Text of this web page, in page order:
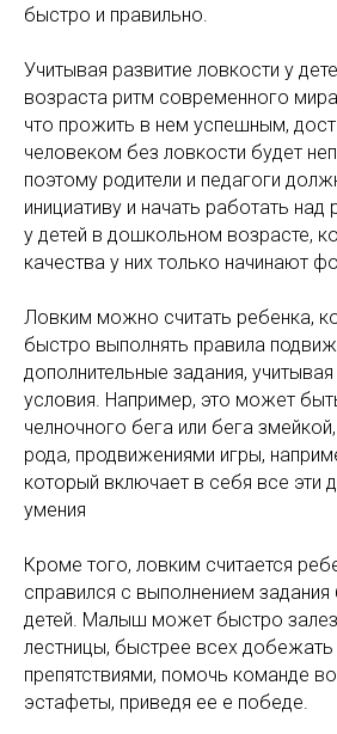
быстро и правильно.
Учитывая развитие ловкости у
возраста ритм современного
что прожить в нем успешным,
человеком без ловкости будет
поэтому родители и педагоги
инициативу и начать работать над
у детей в дошкольном возрасте,
качества у них только начинают
Ловким можно считать ребенка,
быстро выполнять правила
дополнительные задания,
условия. Например, это может
челночного бега или бега
рода, продвижениями игры,
который включает в себя все эти
умения
Кроме того, ловким считается
справился с выполнением задания
детей. Малыш может быстро
лестницы, быстрее всех добежать
препятствиями, помочь команде
эстафеты, приведя ее е победе.